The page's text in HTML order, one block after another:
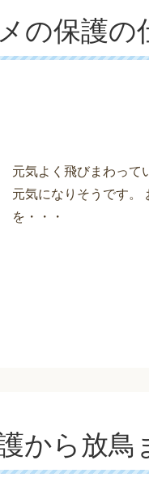
の保護の
元気よく飛びまわって
元気になりそうです。
を・・・
から放鳥